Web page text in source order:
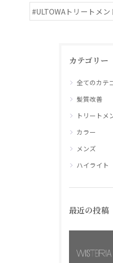
#ULTOWAトリートメン
カテゴリー
全てのカテ
髪質改善
トリートメ
カラー
メンズ
ハイライト
最近の投稿